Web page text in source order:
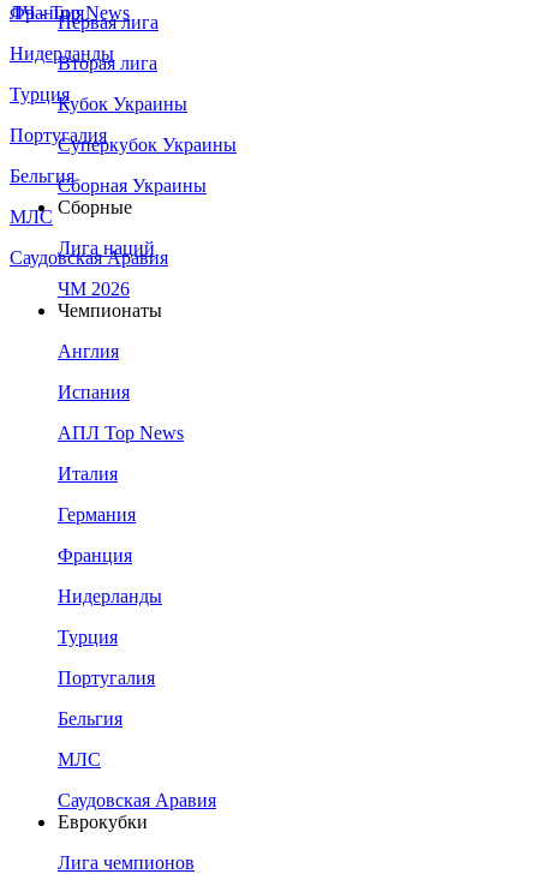
Франция
Нидерланды
Турция
Португалия
Бельгия
МЛС
Саудовская Аравия
ЛЧ - Top News
Первая лига
Вторая лига
Кубок Украины
Суперкубок Украины
Сборная Украины
Сборные
Лига наций
ЧМ 2026
Чемпионаты
Англия
Испания
АПЛ Top News
Италия
Германия
Франция
Нидерланды
Турция
Португалия
Бельгия
МЛС
Саудовская Аравия
Еврокубки
Лига чемпионов